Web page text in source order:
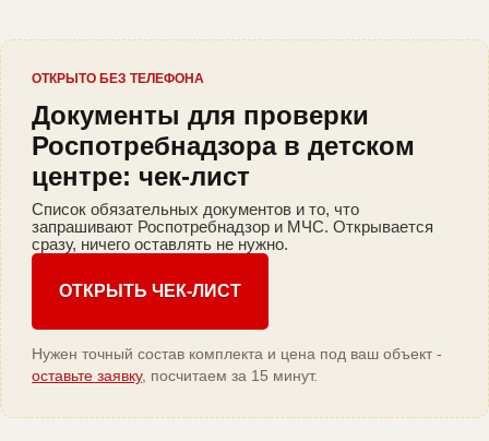
ОТКРЫТО БЕЗ ТЕЛЕФОНА
Документы для проверки
Роспотребнадзора в детском
центре: чек-лист
Список обязательных документов и то, что
запрашивают Роспотребнадзор и МЧС. Открывается
сразу, ничего оставлять не нужно.
ОТКРЫТЬ ЧЕК-ЛИСТ
Нужен точный состав комплекта и цена под ваш объект -
оставьте заявку, посчитаем за 15 минут.